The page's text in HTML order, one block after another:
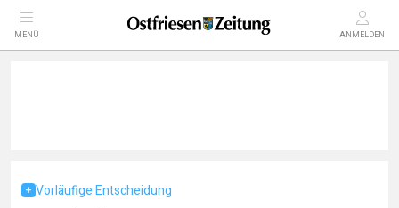
MENÜ ANMELDEN
Vorläufige Entscheidung